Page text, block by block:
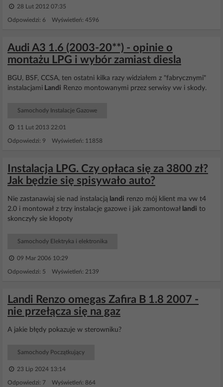
28 Lut 2012 07:35
Odpowiedzi: 6 Wyświetleń: 4596
Audi A3 1.6 (2003-20**) - opinie o
montażu LPG i wybór zamiast diesla
BGU, BSF, CCSA, ten ostatni kilka razy widziałem z "fabrycznymi"
instalacjami Landi Renzo montowanymi przez serwisy vw i skody.
Samochody Instalacje Gazowe
11 Lut 2013 22:01
Odpowiedzi: 9 Wyświetleń: 11858
Instalacja LPG. Czy opłaca się za 3800 zł?
Jak będzie się spisywało auto?
Nie zastanawiaj sie nad instalacją landi renzo mój klient ma vw t4
2.0 i montował z trzy instalacje gazowe i jak zamontował landi to
skonczyły sie kłopoty
Samochody Elektryka i elektronika
09 Mar 2006 10:29
Odpowiedzi: 5 Wyświetleń: 2139
Landi Renzo omegas Zafira B 1.8 2007 -
nie przełącza się na gaz
A jakie błędy pokazuje w sterowniku?
Samochody Początkujący
23 Lip 2024 13:14
Odpowiedzi: 7 Wyświetleń: 864